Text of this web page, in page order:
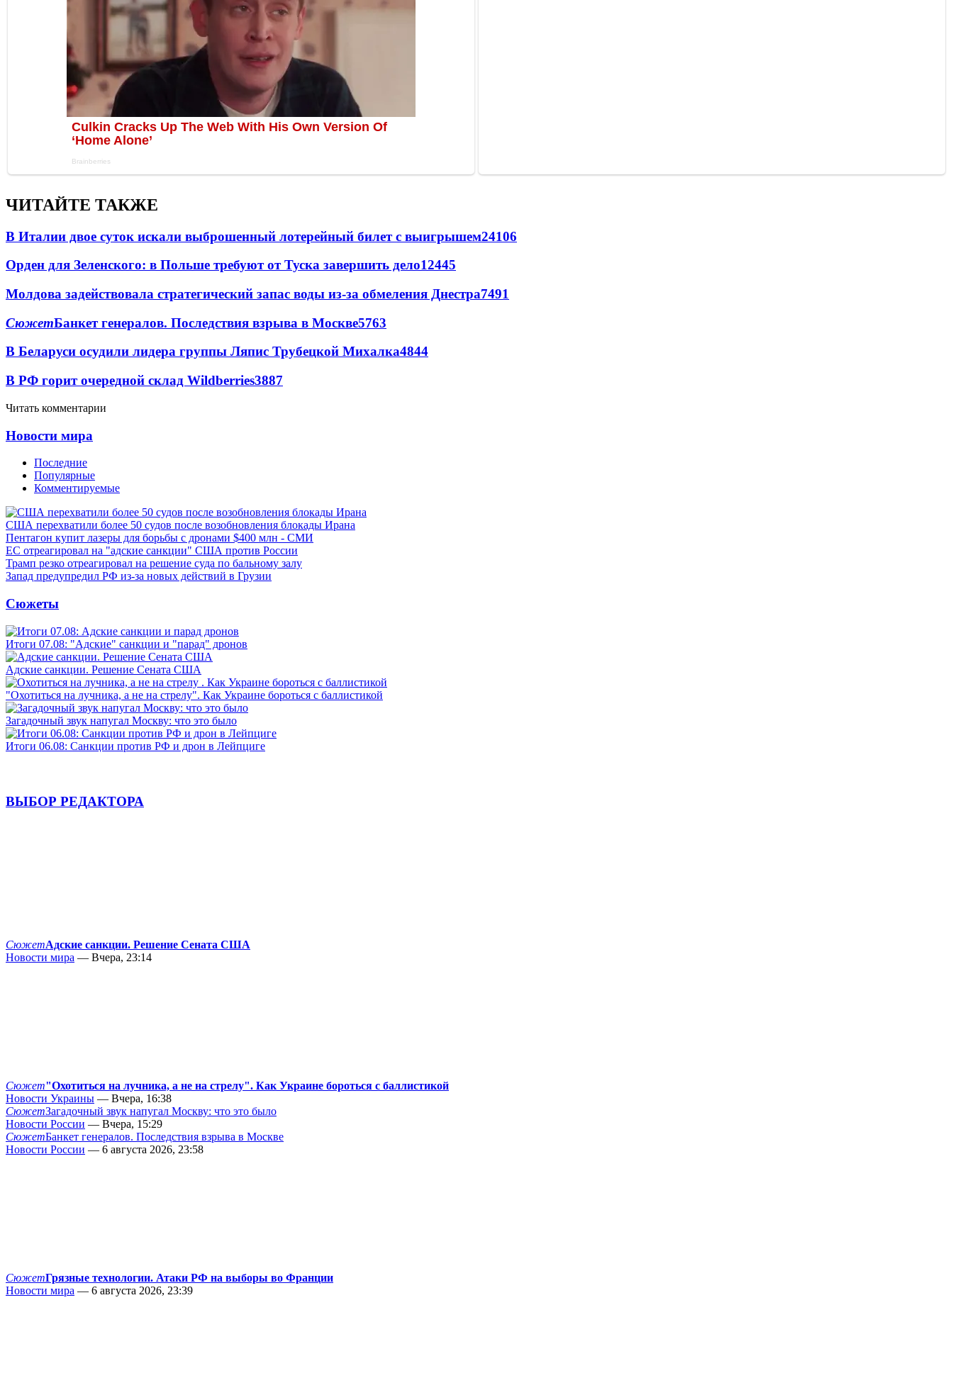
ЧИТАЙТЕ ТАКЖЕ
В Италии двое суток искали выброшенный лотерейный билет с выигрышем24106
Орден для Зеленского: в Польше требуют от Туска завершить дело12445
Молдова задействовала стратегический запас воды из-за обмеления Днестра7491
СюжетБанкет генералов. Последствия взрыва в Москве5763
В Беларуси осудили лидера группы Ляпис Трубецкой Михалка4844
В РФ горит очередной склад Wildberries3887
Читать комментарии
Новости мира
Последние
Популярные
Комментируемые
США перехватили более 50 судов после возобновления блокады Ирана
Пентагон купит лазеры для борьбы с дронами $400 млн - СМИ
ЕС отреагировал на "адские санкции" США против России
Трамп резко отреагировал на решение суда по бальному залу
Запад предупредил РФ из-за новых действий в Грузии
Сюжеты
Итоги 07.08: "Адские" санкции и "парад" дронов
Адские санкции. Решение Сената США
"Охотиться на лучника, а не на стрелу". Как Украине бороться с баллистикой
Загадочный звук напугал Москву: что это было
Итоги 06.08: Санкции против РФ и дрон в Лейпциге
ВЫБОР РЕДАКТОРА
СюжетАдские санкции. Решение Сената США
Новости мира — Вчера, 23:14
Сюжет"Охотиться на лучника, а не на стрелу". Как Украине бороться с баллистикой
Новости Украины — Вчера, 16:38
СюжетЗагадочный звук напугал Москву: что это было
Новости России — Вчера, 15:29
СюжетБанкет генералов. Последствия взрыва в Москве
Новости России — 6 августа 2026, 23:58
СюжетГрязные технологии. Атаки РФ на выборы во Франции
Новости мира — 6 августа 2026, 23:39